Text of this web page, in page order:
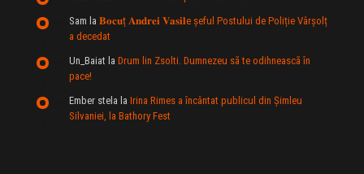
Sam la 𝐁𝐨𝐜𝐮ț 𝐀𝐧𝐝𝐫𝐞𝐢 𝐕𝐚𝐬𝐢𝐥e şeful Postului de Poliție Vârșolț
a decedat
Un_Baiat la Drum lin Zsolti. Dumnezeu sã te odihneascã în
pace!
Ember stela la Irina Rimes a încântat publicul din Şimleu
Silvaniei, la Bathory Fest